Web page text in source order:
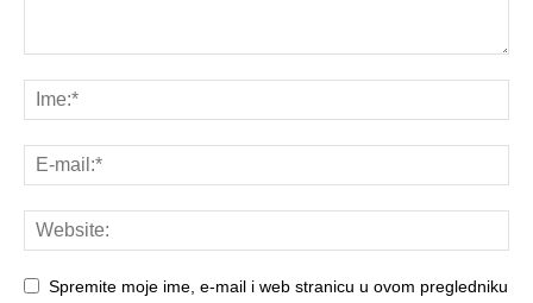
Spremite moje ime, e-mail i web stranicu u ovom pregledniku